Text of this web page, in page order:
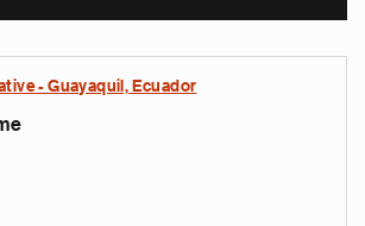
- Guayaquil, Ecuador